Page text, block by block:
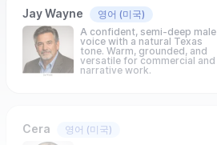
Jay Wayne 영어 (미국)
A confident, semi-deep male
voice with a natural Texas
tone. Warm, grounded, and
versatile for commercial and
narrative work.
Cera 영어 (미국)